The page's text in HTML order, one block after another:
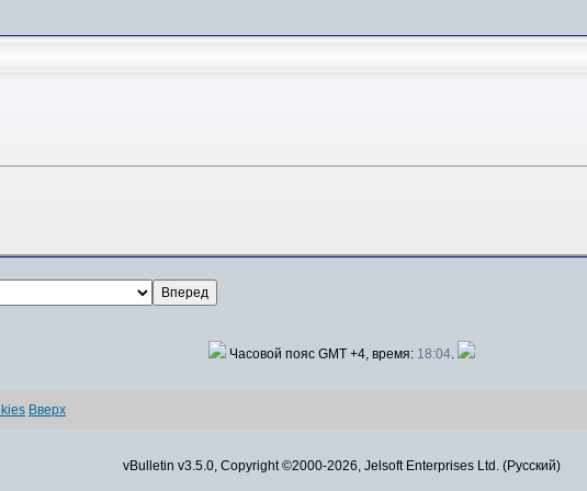
Часовой пояс GMT +4, время: 18:04.
Вверх
vBulletin v3.5.0, Copyright ©2000-2026, Jelsoft Enterprises Ltd. (Русский)